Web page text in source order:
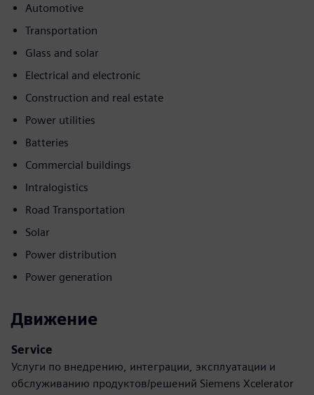
Automotive
Transportation
Glass and solar
Electrical and electronic
Construction and real estate
Power utilities
Batteries
Commercial buildings
Intralogistics
Road Transportation
Solar
Power distribution
Power generation
Движение
Service
Услуги по внедрению, интеграции, эксплуатации и
обслуживанию продуктов/решений Siemens Xcelerator